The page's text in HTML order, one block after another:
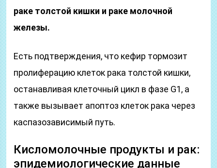
раке толстой кишки и раке молочной
железы.
Есть подтверждения, что кефир тормозит
пролиферацию клеток рака толстой кишки,
останавливая клеточный цикл в фазе G1, а
также вызывает апоптоз клеток рака через
каспазозависимый путь.
Кисломолочные продукты и рак:
эпидемиологические данные